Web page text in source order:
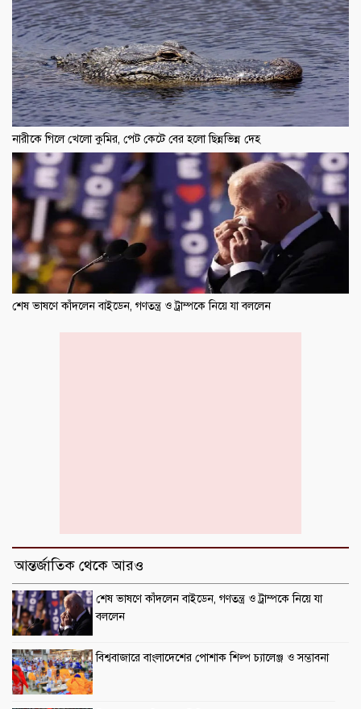
নারীকে গিলে খেলো কুমির, পেট কেটে বের হলো ছিন্নভিন্ন দেহ
শেষ ভাষণে কাঁদলেন বাইডেন, গণতন্ত্র ও ট্রাম্পকে নিয়ে যা বললেন
আন্তর্জাতিক থেকে আরও
শেষ ভাষণে কাঁদলেন বাইডেন, গণতন্ত্র ও ট্রাম্পকে নিয়ে যা
বললেন
বিশ্ববাজারে বাংলাদেশের পোশাক শিল্প চ্যালেঞ্জ ও সম্ভাবনা